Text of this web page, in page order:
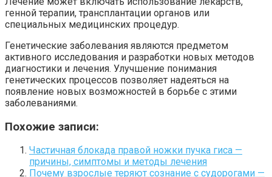
генной терапии, трансплантации органов или
специальных медицинских процедур.
Генетические заболевания являются предметом
активного исследования и разработки новых методов
диагностики и лечения. Улучшение понимания
генетических процессов позволяет надеяться на
появление новых возможностей в борьбе с этими
заболеваниями.
Похожие записи:
Частичная блокада правой ножки пучка гиса —
причины, симптомы и методы лечения
Почему взрослые теряют сознание с судорогами —